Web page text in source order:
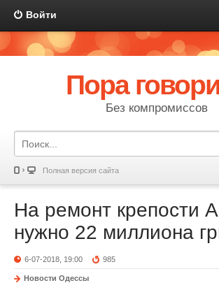
Войти
Пора
Без компромиссов
Полная версия сайта
На ремонт крепости
нужно 22 миллиона
6-07-2018, 19:00 985
Новости Одессы